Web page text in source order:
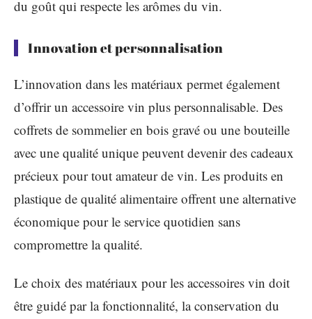
du goût qui respecte les arômes du vin.
Innovation et personnalisation
L’innovation dans les matériaux permet également
d’offrir un accessoire vin plus personnalisable. Des
coffrets de sommelier en bois gravé ou une bouteille
avec une qualité unique peuvent devenir des cadeaux
précieux pour tout amateur de vin. Les produits en
plastique de qualité alimentaire offrent une alternative
économique pour le service quotidien sans
compromettre la qualité.
Le choix des matériaux pour les accessoires vin doit
être guidé par la fonctionnalité, la conservation du